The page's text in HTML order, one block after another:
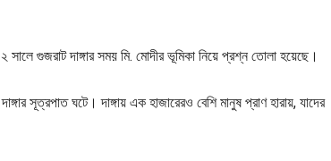
গুজরাট দাঙ্গার সময় মি. মোদীর ভূমিকা নিয়ে প্রশ্ন তোলা হয়েছে।
সূত্রপাত ঘটে। দাঙ্গায় এক হাজারেরও বেশি মানুষ প্রাণ হারায়, যাদের